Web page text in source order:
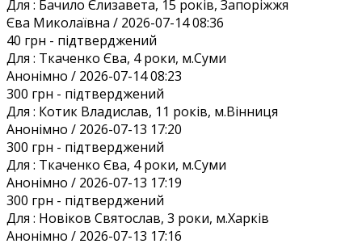
Для : Бачило Єлизавета, 15 років, Запоріжжя
Єва Миколаївна / 2026-07-14 08:36
40 грн - підтверджений
Для : Ткаченко Єва, 4 роки, м.Суми
Анонiмно / 2026-07-14 08:23
300 грн - підтверджений
Для : Котик Владислав, 11 років, м.Вінниця
Анонiмно / 2026-07-13 17:20
300 грн - підтверджений
Для : Ткаченко Єва, 4 роки, м.Суми
Анонiмно / 2026-07-13 17:19
300 грн - підтверджений
Для : Новіков Святослав, 3 роки, м.Харків
Анонiмно / 2026-07-13 17:16